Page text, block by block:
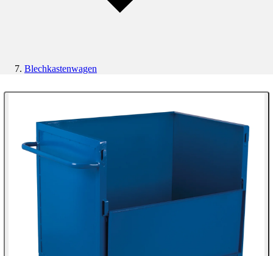
Blechkastenwagen